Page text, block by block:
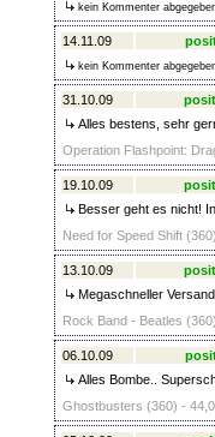
kein Kommenter
14.11.09
kein Kommenter
31.10.09
Alles bestens, sehr
Operation Flashpoint:
19.10.09
Besser geht es nicht!
Need for Speed Shift
13.10.09
Megaschneller
Rock Band - Beatles
06.10.09
Alles Bombe..
Ghostbusters (360) -